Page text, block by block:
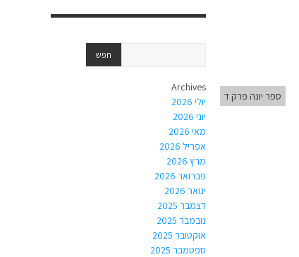
ספר יונה פרק ד
Archives
יולי 2026
יוני 2026
מאי 2026
אפריל 2026
מרץ 2026
פברואר 2026
ינואר 2026
דצמבר 2025
נובמבר 2025
אוקטובר 2025
ספטמבר 2025